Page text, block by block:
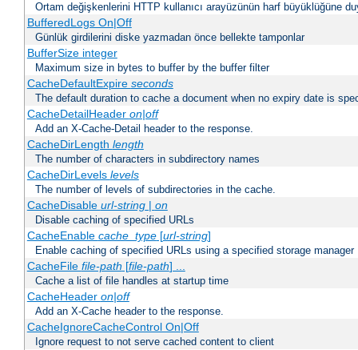
Ortam değişkenlerini HTTP kullanıcı arayüzünün harf büyüklüğüne
BufferedLogs On|Off
Günlük girdilerini diske yazmadan önce bellekte tamponlar
BufferSize integer
Maximum size in bytes to buffer by the buffer filter
CacheDefaultExpire seconds
The default duration to cache a document when no expiry date is
CacheDetailHeader on|off
Add an X-Cache-Detail header to the response.
CacheDirLength length
The number of characters in subdirectory names
CacheDirLevels levels
The number of levels of subdirectories in the cache.
CacheDisable url-string| on
Disable caching of specified URLs
CacheEnable cache_type[url-string]
Enable caching of specified URLs using a specified storage manager
CacheFile file-path [file-path] ...
Cache a list of file handles at startup time
CacheHeader on|off
Add an X-Cache header to the response.
CacheIgnoreCacheControl On|Off
Ignore request to not serve cached content to client